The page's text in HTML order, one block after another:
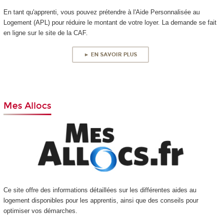
En tant qu'apprenti, vous pouvez prétendre à l'Aide Personnalisée au
Logement (APL) pour réduire le montant de votre loyer. La demande se fait
en ligne sur le site de la CAF.
► EN SAVOIR PLUS
Mes Allocs
Ce site offre des informations détaillées sur les différentes aides au
logement disponibles pour les apprentis, ainsi que des conseils pour
optimiser vos démarches.